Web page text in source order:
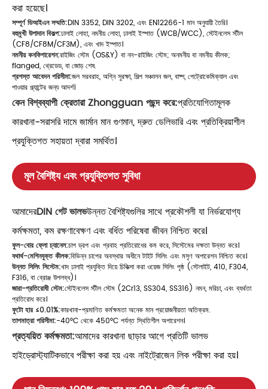
করা হয়েছে।
সম্পূর্ণ ডিআইএন সম্মতি:DIN 3352, DIN 3202, এবং EN12266-1 মান অনুযায়ী তৈরি।
বহুমুখী উপাদান বিকল্প:ঢালাই লোহা, নমনীয় লোহা, ঢালাই ইস্পাত (WCB/WCC), স্টেইনলেস স্টীল
(CF8/CF8M/CF3M), এবং খাদ ইস্পাত।
নমনীয় কনফিগারেশন:রাইজিং স্টেম (OS&Y) বা নন-রাইজিং স্টেম; অনমনীয় বা নমনীয় কীলক;
flanged, থ্রেডেড, বা জোড় শেষ.
প্রশস্ত আবেদন পরিসীমা:জল সরবরাহ, অগ্নি সুরক্ষা, শিল্প সঞ্চালন জল, বাষ্প, পেট্রোকেমিক্যাল এবং
পাওয়ার প্ল্যান্টের জন্য আদর্শ।
কেন বিশ্বব্যাপী ক্রেতারা Zhongguan পছন্দ করে:প্রতিযোগিতামূলক
কারখানা-সরাসরি দামে জার্মান মান গুণমান, দ্রুত ডেলিভারি এবং প্রতিক্রিয়াশীল
প্রযুক্তিগত সহায়তা দ্বারা সমর্থিত।
মূল বৈশিষ্ট্য এবং প্রযুক্তিগত সুবিধা
আমাদেরDIN গেট ভালভউন্নত বৈশিষ্ট্যগুলির সাথে প্রকৌশলী যা নির্ভরযোগ্য
কর্মক্ষমতা, কম রক্ষণাবেক্ষণ এবং বর্ধিত পরিষেবা জীবন নিশ্চিত করে।
ফুল-বোর ফ্লো চ্যানেল:চাপ ড্রপ এবং প্রবাহ প্রতিরোধের কম করে, সিস্টেমের দক্ষতা উন্নত করে।
যথার্থ-মেশিনযুক্ত কীলক:বিভিন্ন চাপের অবস্থার অধীনে টাইট সিলিং এবং মসৃণ অপারেশন নিশ্চিত করে।
উন্নত সিলিং সিস্টেম:খাদ ঢালাই প্রযুক্তি দিয়ে চিকিত্সা করা ওয়েজ সিলিং পৃষ্ঠ (স্টেলাইট, 410, F304,
F316, বা ব্রোঞ্জ উপলব্ধ)।
জারা-প্রতিরোধী স্টেম:স্টেইনলেস স্টীল স্টেম (2Cr13, SS304, SS316) নমন, মরিচা, এবং ব্যর্থতা
প্রতিরোধ করে।
ফুটো হার ≤0.01%:কারখানা-প্রমাণিত কর্মক্ষমতা অনেক মান প্রয়োজনীয়তা অতিক্রম.
তাপমাত্রা পরিসীমা:-40°C থেকে 450°C পর্যন্ত স্থিতিশীল অপারেশন।
প্রত্যয়িত কর্মক্ষমতা:আমাদের কারখানা ছাড়ার আগে প্রতিটি ভালভ
হাইড্রোস্ট্যাটিকভাবে পরীক্ষা করা হয় এবং নাইট্রোজেন লিক পরীক্ষা করা হয়।